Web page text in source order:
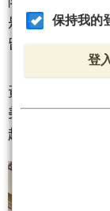
是意料之中還
留言猜對可以
黃金頻創史上新
美日對來到今
超級央行周 不
保持我的
登